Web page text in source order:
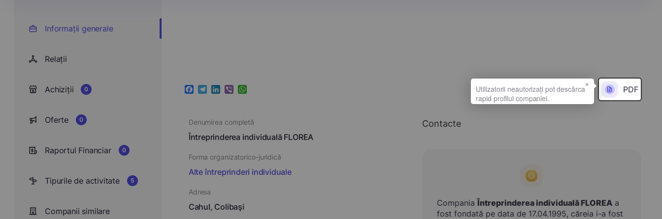
Informații generale
Relații
Achiziții 0
Oferte 0
Raportul Financiar 0
Tipurile de activitate 5
Companii similare
Facebook
Telegram
LinkedIn
ViberWhatsApp PDF
Denumirea completă
Întreprinderea individuală FLOREA
Forma organizatorico-juridică
Alte întreprinderi individuale
Adresa
Cahul, Colibaşi
Contacte
CompaniaÎntreprinderea individuală FLOREAa
fost fondată pe data de 17.04.1995, căreia i-a fost
×